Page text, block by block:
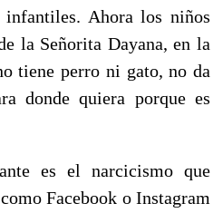
Ahora los niños
la Señorita Dayana, en la
tiene perro ni gato, no da
donde quiera porque es
es el narcicismo que
Facebook o Instagram